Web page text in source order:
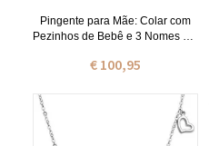
Pingente para Mãe: Colar com
Pezinhos de Bebê e 3 Nomes em
€ 100,95